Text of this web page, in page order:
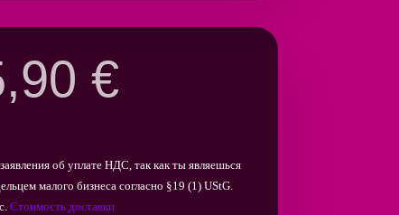
€
об уплате НДС, так как ты являешься
малого бизнеса согласно §19 (1) UStG.
Стоимость доставки